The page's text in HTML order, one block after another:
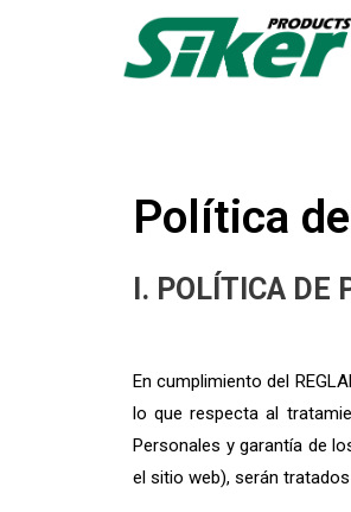
Política
I. POLÍTICA DE
En cumplimiento del
lo que respecta al
Personales y garantía de
el sitio web), serán